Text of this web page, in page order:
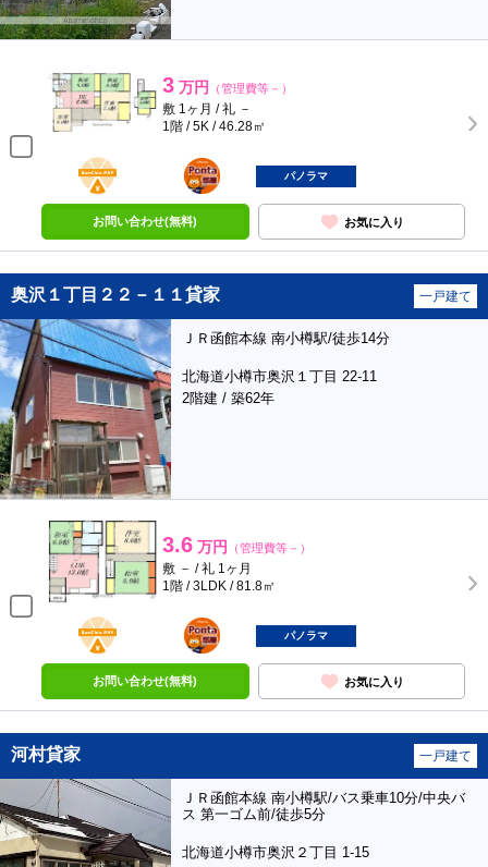
3 万円 （管理費等－）
敷 1ヶ月 / 礼 －
1階 / 5K / 46.28㎡
BunChinPAY
ポンタ
部屋
パノラマ
お問い合わせ(無料) お気に入り
奥沢１丁目２２－１１貸家 一戸建て
ＪＲ函館本線 南小樽駅/徒歩14分
北海道小樽市奥沢１丁目 22-11
2階建 / 築62年
3.6 万円 （管理費等－）
敷 － / 礼 1ヶ月
1階 / 3LDK / 81.8㎡
BunChinPAY
ポンタ
部屋
パノラマ
お問い合わせ(無料) お気に入り
河村貸家 一戸建て
ＪＲ函館本線 南小樽駅/バス乗車10分/中央バ
ス 第一ゴム前/徒歩5分
北海道小樽市奥沢２丁目 1-15